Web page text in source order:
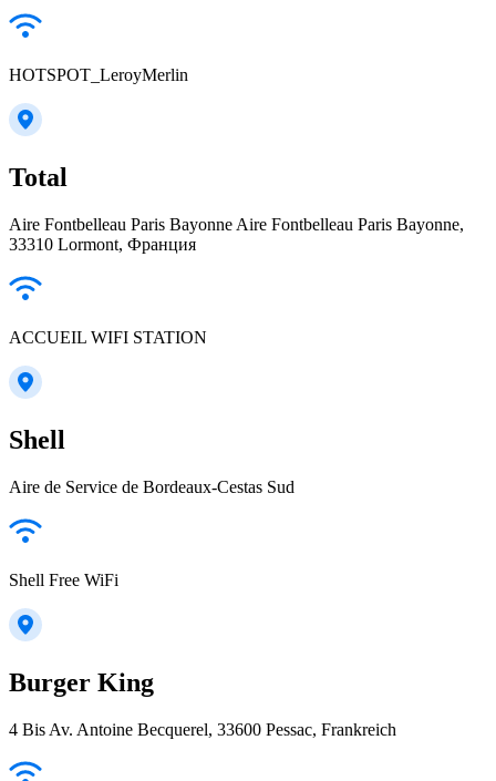
HOTSPOT_LeroyMerlin
Total
Aire Fontbelleau Paris Bayonne Aire Fontbelleau Paris Bayonne,
33310 Lormont, Франция
ACCUEIL WIFI STATION
Shell
Aire de Service de Bordeaux-Cestas Sud
Shell Free WiFi
Burger King
4 Bis Av. Antoine Becquerel, 33600 Pessac, Frankreich